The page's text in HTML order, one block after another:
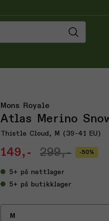
Mons Royale
Atlas Merino
Thistle Cloud, M (39-41 EU)
149,- 299,- -50%
5+ på nettlager
5+ på butikklager
M